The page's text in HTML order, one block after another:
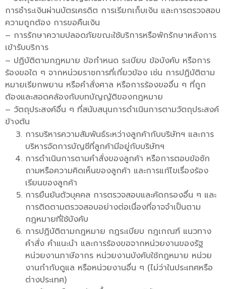
การชำระเงินผ่านบัตรเครดิต การเรียกเก็บเงิน และการตรวจสอบ
ความถูกต้อง การขอคืนเงิน
– การรักษาความปลอดภัยขณะใช้บริการหรือพักรักษาหลังการ
เข้ารับบริการ
– ปฏิบัติตามกฎหมาย ข้อกำหนด ระเบียบ ข้อบังคับ หรือการ
ร้องขอใด ๆ จากหน่วยราชการที่เกี่ยวข้อง เช่น การปฏิบัติตาม
หมายเรียกพยาน หรือคำสั่งศาล หรือการร้องขออื่น ๆ ที่ถูก
ต้องและสอดคล้องกับบทบัญญัติของกฎหมาย
– วัตถุประสงค์อื่น ๆ ที่สนับสนุนการดำเนินการตามวัตถุประสงค์
ข้างต้น
การบริหารความสัมพันธ์ระหว่างลูกค้ากับบริษัทฯ และการ
บริหารจัดการบัญชีที่ลูกค้ามีอยู่กับบริษัทฯ
การดำเนินการตามคำสั่งของลูกค้า หรือการตอบข้อซัก
ถามหรือความคิดเห็นของลูกค้า และการแก้ไขเรื่องร้อง
เรียนของลูกค้า
การยืนยันตัวบุคคล การตรวจสอบและคัดกรองอื่น ๆ และ
การติดตามตรวจสอบอย่างต่อเนื่องที่อาจจำเป็นตาม
กฎหมายที่ใช้บังคับ
การปฏิบัติตามกฎหมาย กฎระเบียบ กฎเกณฑ์ แนวทาง
คำสั่ง คำแนะนำ และการร้องขอจากหน่วยงานของรัฐ
หน่วยงานภาษีอากร หน่วยงานบังคับใช้กฎหมาย หน่วย
งานกำกับดูแล หรือหน่วยงานอื่น ๆ (ไม่ว่าในประเทศหรือ
ต่างประเทศ)